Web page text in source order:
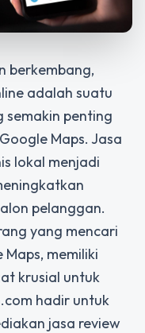
berkembang,
adalah suatu
semakin penting
Maps. Jasa
lokal menjadi
pelanggan.
yang mencari
memiliki
krusial untuk
hadir untuk
jasa review